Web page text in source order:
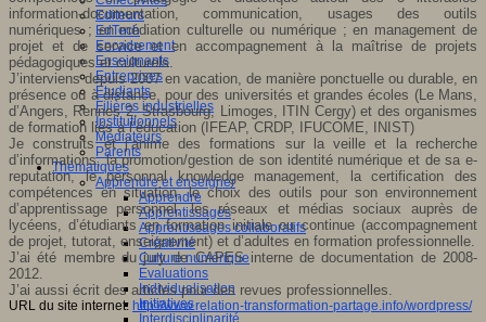
Editeurs
EdTech
Encadrement
Enseignants
Entreprises
Etudiants
Filières industrielles
Institutionnels
Médiateurs
Parents
Thématiques
Apprendre et enseigner
Apprendre
Apprentissages
Apprentissages collaboratifs
Créativité
Culture numérique
Evaluations
Individualisation
Initiatives
Interdisciplinarité
information-documentation, communication, usages des outils
numériques ; en médiation culturelle ou numérique ; en management de
projet et de service et en accompagnement à la maîtrise de projets
pédagogiques et culturels.
J’interviens depuis 2007 en vacation, de manière ponctuelle ou durable, en
présence ou à distance, pour des universités et grandes écoles (Le Mans,
d’Angers, Rennes 2, Strasbourg, Limoges, ITIN Cergy) et des organismes
de formation liés à l’éducation (IFEAP, CRDP, IFUCOME, INIST)
Je construits et j’anime des formations sur la veille et la recherche
d’informations, la promotion/gestion de son identité numérique et de sa e-
reputation, le personnal knowledge management, la certification des
compétences en situation, le choix des outils pour son environnement
d’apprentissage personnel, les réseaux et médias sociaux auprès de
lycéens, d’étudiants en formation initiale ou continue (accompagnement
de projet, tutorat, enseignement) et d’adultes en formation professionnelle.
J’ai été membre du jury de CAPES interne de documentation de 2008-
2012.
J’ai aussi écrit des articles pour des revues professionnelles.
URL du site internet: http://www.relation-transformation-partage.info/wordpress/